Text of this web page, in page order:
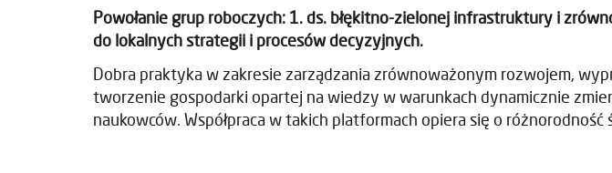
Powołanie grup roboczych: 1. ds. błękitno-zielonej infrastruktury i
do lokalnych strategii i procesów decyzyjnych.
Dobra praktyka w zakresie zarządzania zrównoważonym rozwojem,
tworzenie gospodarki opartej na wiedzy w warunkach dynamicznie
naukowców. Współpraca w takich platformach opiera się o